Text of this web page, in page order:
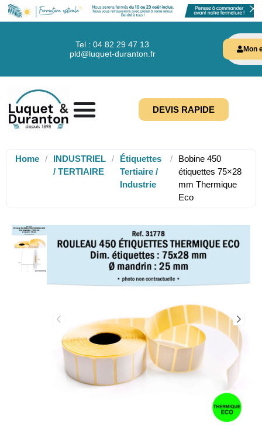
Tel : 04 82 29 47 13
pld@luquet-duranton.fr
Mon
DEVIS RAPIDE
Home /
INDUSTRIEL
/ TERTIAIRE
/
Étiquettes
Tertiaire /
Industrie
/
Bobine 450
étiquettes 75×28
mm Thermique
Eco